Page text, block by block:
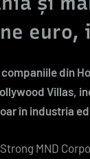
euro,
din
Villas,
în industria
MND